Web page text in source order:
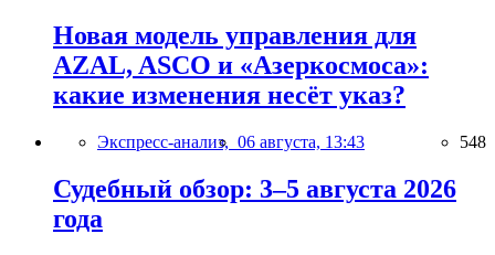
Новая модель управления для
AZAL, ASCO и «Азеркосмоса»:
какие изменения несёт указ?
Экспресс-анализ, 06 августа, 13:43 548
Судебный обзор: 3–5 августа 2026
года